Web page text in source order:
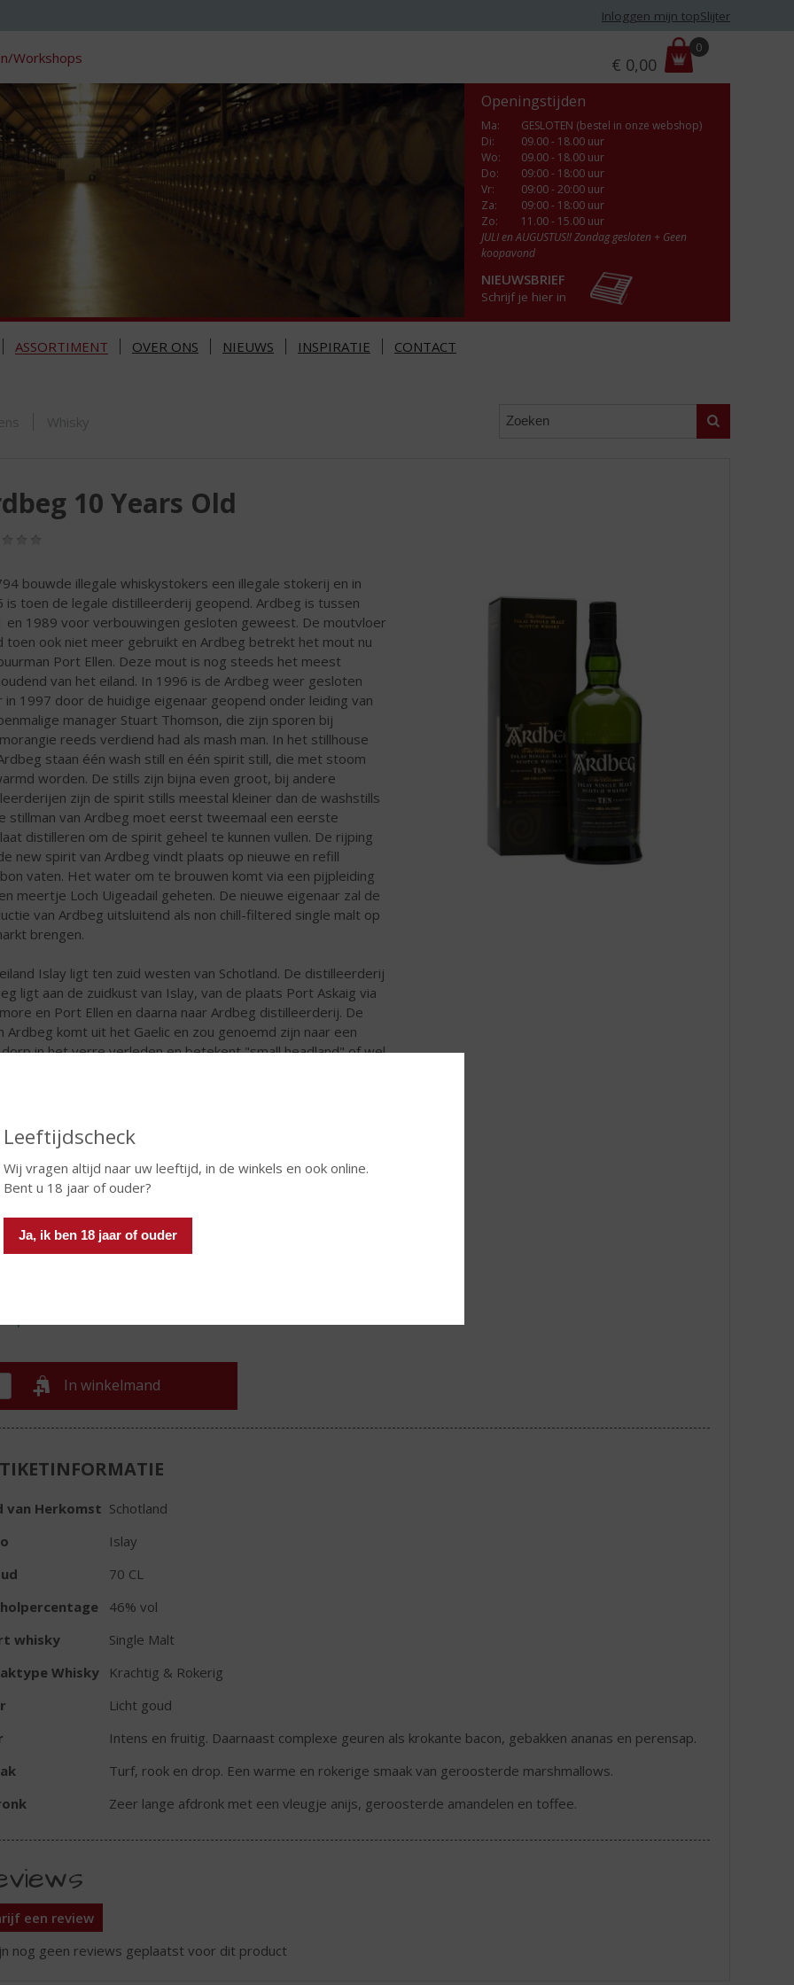
Leeftijdscheck
Wij vragen altijd naar uw leeftijd, in de winkels en ook online.
Bent u 18 jaar of ouder?
Ja, ik ben 18 jaar of ouder
Inloggen mijn topSlijter
Workshops
r
i
s
€ 0,00
0
Openingstijden
Ma:
GESLOTEN (bestel in onze webshop)
Di:
09.00 - 18.00 uur
Wo:
09.00 - 18.00 uur
Do:
09:00 - 18:00 uur
Vr:
09:00 - 20:00 uur
Za:
09:00 - 18:00 uur
Zo:
11.00 - 15.00 uur
JULI en AUGUSTUS!! Zondag gesloten + Geen
koopavond
NIEUWSBRIEF
Schrijf je hier in
ASSORTIMENT OVER ONS NIEUWS INSPIRATIE CONTACT
Zoeken
Whisky
10 Years Old
bouwde illegale whiskystokers een illegale stokerij en in
is toen de legale distilleerderij geopend. Ardbeg is tussen
en 1989 voor verbouwingen gesloten geweest. De moutvloer
toen ook niet meer gebruikt en Ardbeg betrekt het mout nu
Port Ellen. Deze mout is nog steeds het meest
van het eiland. In 1996 is de Ardbeg weer gesloten
in 1997 door de huidige eigenaar geopend onder leiding van
manager Stuart Thomson, die zijn sporen bij
reeds verdiend had als mash man. In het stillhouse
staan één wash still en één spirit still, die met stoom
worden. De stills zijn bijna even groot, bij andere
zijn de spirit stills meestal kleiner dan de washstills
stillman van Ardbeg moet eerst tweemaal een eerste
distilleren om de spirit geheel te kunnen vullen. De rijping
new spirit van Ardbeg vindt plaats op nieuwe en refill
vaten. Het water om te brouwen komt via een pijpleiding
meertje Loch Uigeadail geheten. De nieuwe eigenaar zal de
van Ardbeg uitsluitend als non chill-filtered single malt op
brengen.
Islay ligt ten zuid westen van Schotland. De distilleerderij
ligt aan de zuidkust van Islay, van de plaats Port Askaig via
en Port Ellen en daarna naar Ardbeg distilleerderij. De
Ardbeg komt uit het Gaelic en zou genoemd zijn naar een
dorp in het verre verleden en betekent "small headland" of wel
heeft men bij Ardbeg besloten om de whisky niet koud te
wat een prima idee was. De rijke aroma's, de rokerigheid
turf, smelten in deze whisky tot een absolute rijkdom van
samen.
In winkelmand
van Herkomst Schotland
Islay
70 CL
46% vol
whisky
Single Malt
Whisky
Krachtig & Rokerig
Licht goud
Intens en fruitig. Daarnaast complexe geuren als krokante bacon, gebakken ananas en perensap.
Turf, rook en drop. Een warme en rokerige smaak van geroosterde marshmallows.
Zeer lange afdronk met een vleugje anijs, geroosterde amandelen en toffee.
een review
nog geen reviews geplaatst voor dit product